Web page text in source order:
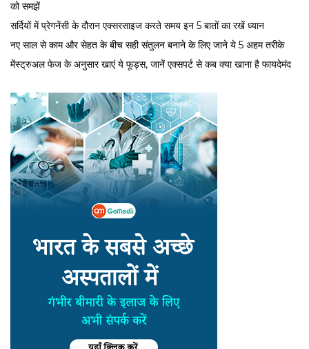
को समझें
सर्द‍ियों में प्रेगनेंसी के दौरान एक्सरसाइज करते समय इन 5 बातों का रखें ध्यान
नए साल से काम और सेहत के बीच सही संतुलन बनाने के लिए जाने ये 5 अहम तरीके
मेंस्ट्रुअल फेज के अनुसार खाएं ये फूड्स, जानें एक्सपर्ट से कब क्या खाना है फायदेमंद